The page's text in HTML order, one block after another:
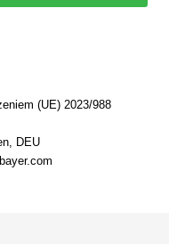
(UE) 2023/988
DEU